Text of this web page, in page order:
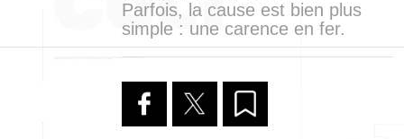
Parfois, la cause est bien plus
simple : une carence en fer.